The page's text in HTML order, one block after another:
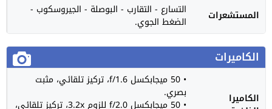
المستشعرات
التسارع - التقارب - البوصلة - الجيروسكوب -
الضغط الجوي.
الكاميرات
الكاميرا
• 50 ميجابكسل f/1.6، تركيز تلقائي، مثبت
بصري.
• 50 ميجابكسل f/2.0 للزوم 3.2x، تركيز تلقائي،